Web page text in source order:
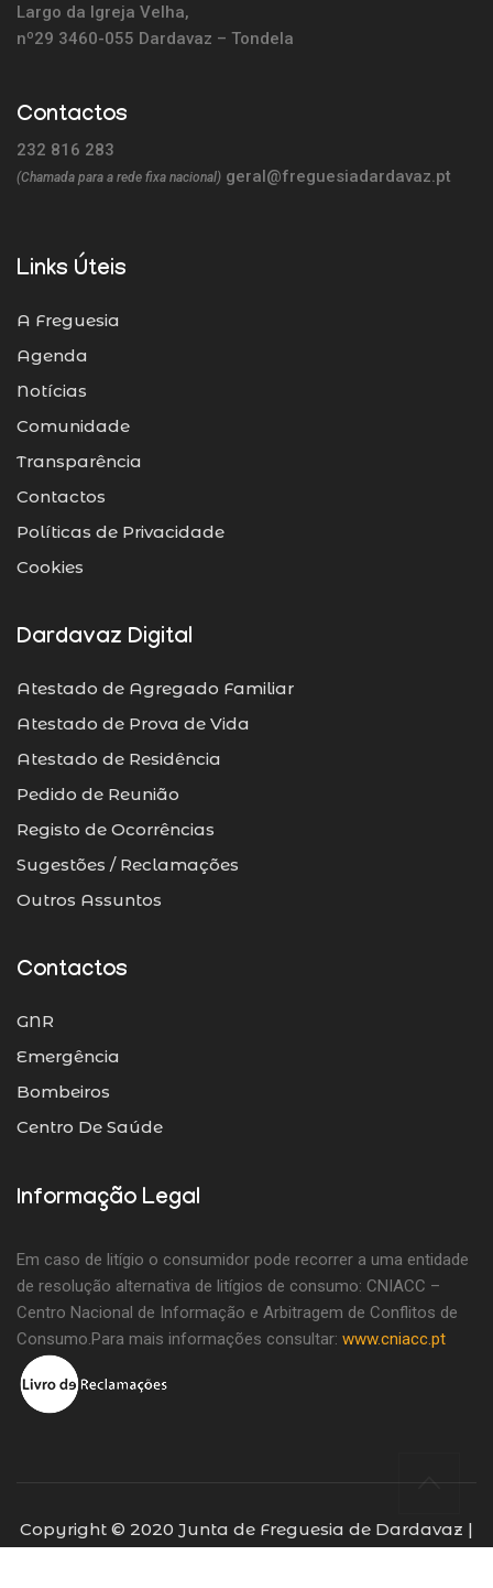
Largo da Igreja Velha,
nº29 3460-055 Dardavaz – Tondela
Contactos
232 816 283
(Chamada para a rede fixa nacional) geral@freguesiadardavaz.pt
Links Úteis
A Freguesia
Agenda
Notícias
Comunidade
Transparência
Contactos
Políticas de Privacidade
Cookies
Dardavaz Digital
Atestado de Agregado Familiar
Atestado de Prova de Vida
Atestado de Residência
Pedido de Reunião
Registo de Ocorrências
Sugestões / Reclamações
Outros Assuntos
Contactos
GNR
Emergência
Bombeiros
Centro De Saúde
Informação Legal
Em caso de litígio o consumidor pode recorrer a uma entidade
de resolução alternativa de litígios de consumo: CNIACC –
Centro Nacional de Informação e Arbitragem de Conflitos de
Consumo.Para mais informações consultar: www.cniacc.pt
Copyright © 2020 Junta de Freguesia de Dardavaz |